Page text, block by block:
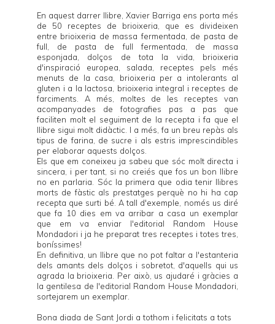
En aquest darrer llibre, Xavier Barriga ens porta més
de 50 receptes de brioixeria, que es divideixen
entre brioixeria de massa fermentada, de pasta de
full, de pasta de full fermentada, de massa
esponjada, dolços de tota la vida, brioixeria
d'inspiració europea, salada, receptes pels més
menuts de la casa, brioixeria per a intolerants al
gluten i a la lactosa, brioixeria integral i receptes de
farciments. A més, moltes de les receptes van
acompanyades de fotografies pas a pas que
faciliten molt el seguiment de la recepta i fa que el
llibre sigui molt didàctic. I a més, fa un breu repàs als
tipus de farina, de sucre i als estris imprescindibles
per elaborar aquests dolços.
Els que em coneixeu ja sabeu que sóc molt directa i
sincera, i per tant, si no creiés que fos un bon llibre
no en parlaria. Sóc la primera que odia tenir llibres
morts de fàstic als prestatges perquè no hi ha cap
recepta que surti bé. A tall d'exemple, només us diré
que fa 10 dies em va arribar a casa un exemplar
que em va enviar l'editorial Random House
Mondadori i ja he preparat tres receptes i totes tres,
boníssimes!
En definitiva, un llibre que no pot faltar a l'estanteria
dels amants dels dolços i sobretot, d'aquells qui us
agrada la brioixeria. Per això, us ajudaré i gràcies a
la gentilesa de l'editorial Random House Mondadori
sortejarem un exemplar.
Bona diada de Sant Jordi a tothom i felicitats a tots